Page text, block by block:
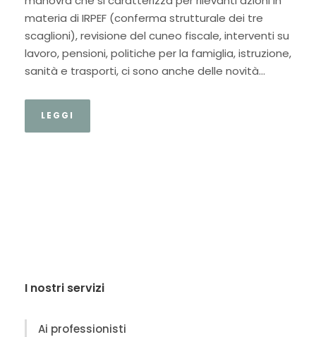
materia di IRPEF (conferma strutturale dei tre
scaglioni), revisione del cuneo fiscale, interventi su
lavoro, pensioni, politiche per la famiglia, istruzione,
sanità e trasporti, ci sono anche delle novità...
LEGGI
I nostri servizi
Ai professionisti